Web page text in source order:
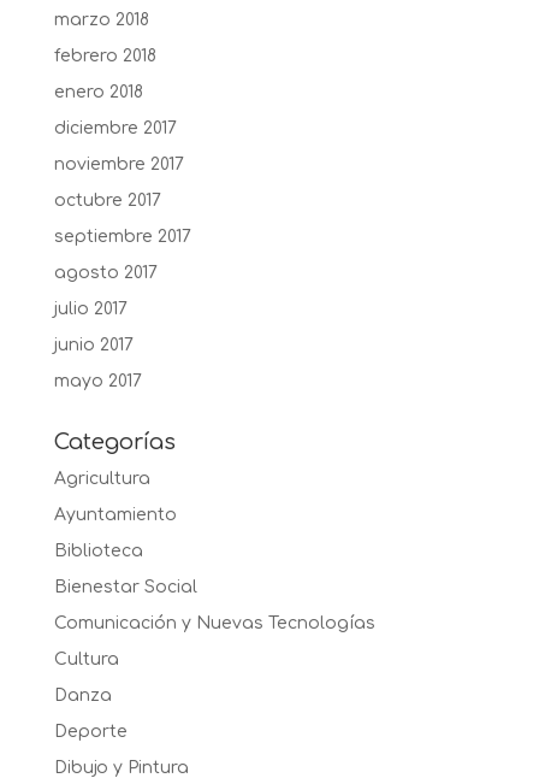
marzo 2018
febrero 2018
enero 2018
diciembre 2017
noviembre 2017
octubre 2017
septiembre 2017
agosto 2017
julio 2017
junio 2017
mayo 2017
Categorías
Agricultura
Ayuntamiento
Biblioteca
Bienestar Social
Comunicación y Nuevas Tecnologías
Cultura
Danza
Deporte
Dibujo y Pintura